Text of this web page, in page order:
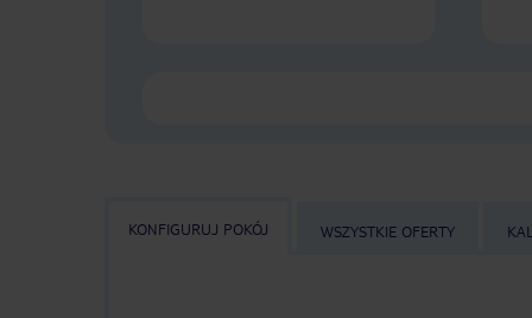
KONFIGURUJ POKÓJ WSZYSTKIE OFERTY